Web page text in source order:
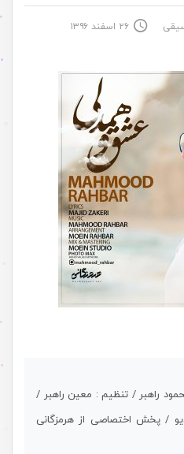
۲۶ اسفند ۱۳۹۶
راهبر / تنظیم : معین راهبر /
/ پخش اختصاصی از هرمزگانی